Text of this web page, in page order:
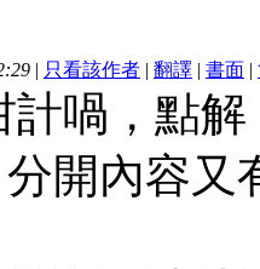
| 只看該作者 | 翻譯 | 書面 |
喎， 點解
分開內容又